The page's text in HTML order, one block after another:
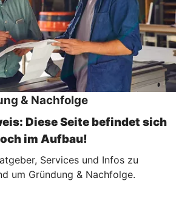
& Nachfolge
Diese Seite befindet sich
im Aufbau!
Services und Infos zu
um Gründung & Nachfolge.